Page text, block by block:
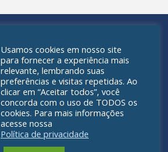
Usamos cookies em nosso site
para fornecer a experiência mais
relevante, lembrando suas
preferências e visitas repetidas. Ao
clicar em “Aceitar todos”, você
concorda com o uso de TODOS os
cookies. Para mais informações
acesse nossa
Política de privacidade